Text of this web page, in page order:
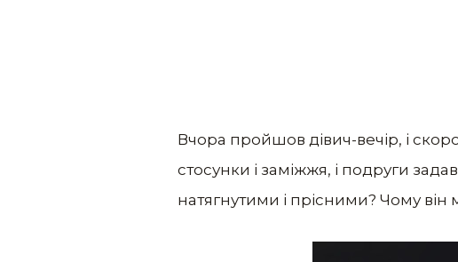
Вчора пройшов дівич-вечір, і
стосунки і заміжжя, і подруги
натягнутими і прісними? Чому